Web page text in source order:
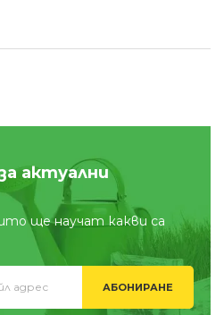
актуални
ще научат какви са
АБОНИРАНЕ